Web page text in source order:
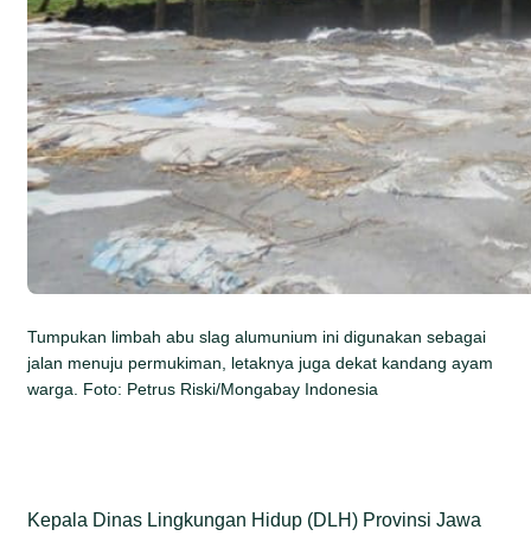
Tumpukan limbah abu slag alumunium ini digunakan sebagai
jalan menuju permukiman, letaknya juga dekat kandang ayam
warga. Foto: Petrus Riski/Mongabay Indonesia
Kepala Dinas Lingkungan Hidup (DLH) Provinsi Jawa